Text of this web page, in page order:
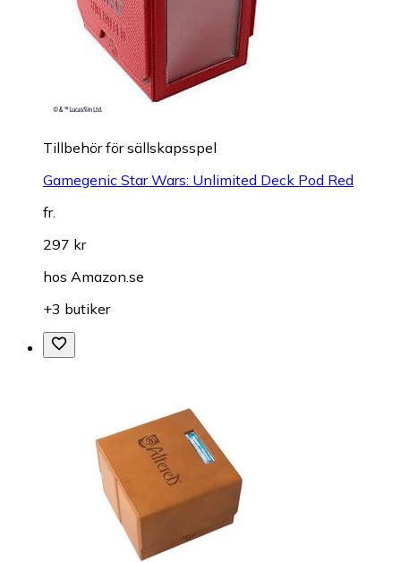
Tillbehör för sällskapsspel
Gamegenic Star Wars: Unlimited Deck Pod Red
fr.
297 kr
hos Amazon.se
+3 butiker